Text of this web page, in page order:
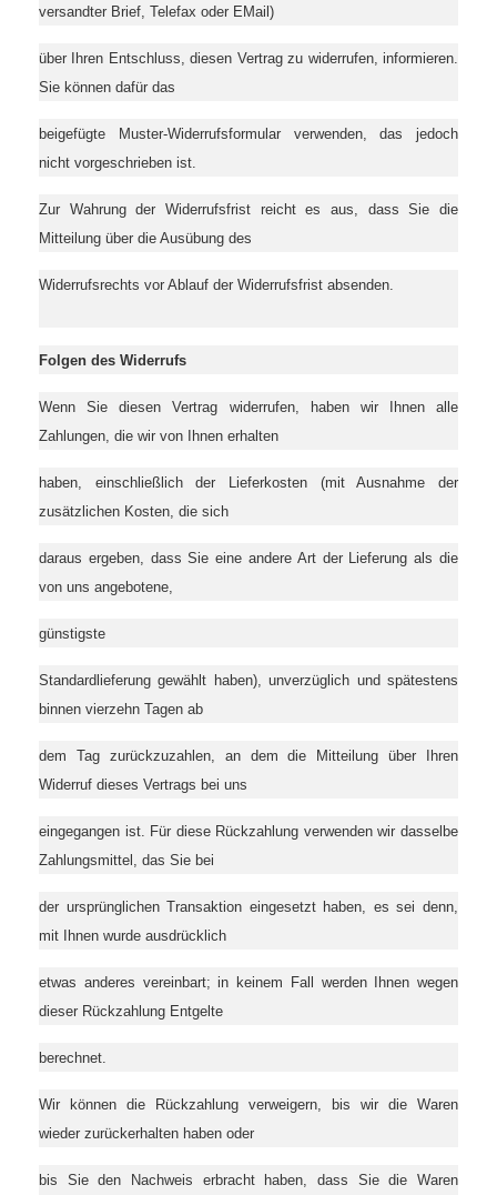
versandter Brief, Telefax oder EMail)
über Ihren Entschluss, diesen Vertrag zu widerrufen, informieren.
Sie können dafür das
beigefügte Muster-Widerrufsformular verwenden, das jedoch
nicht vorgeschrieben ist.
Zur Wahrung der Widerrufsfrist reicht es aus, dass Sie die
Mitteilung über die Ausübung des
Widerrufsrechts vor Ablauf der Widerrufsfrist absenden.
Folgen des Widerrufs
Wenn Sie diesen Vertrag widerrufen, haben wir Ihnen alle
Zahlungen, die wir von Ihnen erhalten
haben, einschließlich der Lieferkosten (mit Ausnahme der
zusätzlichen Kosten, die sich
daraus ergeben, dass Sie eine andere Art der Lieferung als die
von uns angebotene,
günstigste
Standardlieferung gewählt haben), unverzüglich und spätestens
binnen vierzehn Tagen ab
dem Tag zurückzuzahlen, an dem die Mitteilung über Ihren
Widerruf dieses Vertrags bei uns
eingegangen ist. Für diese Rückzahlung verwenden wir dasselbe
Zahlungsmittel, das Sie bei
der ursprünglichen Transaktion eingesetzt haben, es sei denn,
mit Ihnen wurde ausdrücklich
etwas anderes vereinbart; in keinem Fall werden Ihnen wegen
dieser Rückzahlung Entgelte
berechnet.
Wir können die Rückzahlung verweigern, bis wir die Waren
wieder zurückerhalten haben oder
bis Sie den Nachweis erbracht haben, dass Sie die Waren